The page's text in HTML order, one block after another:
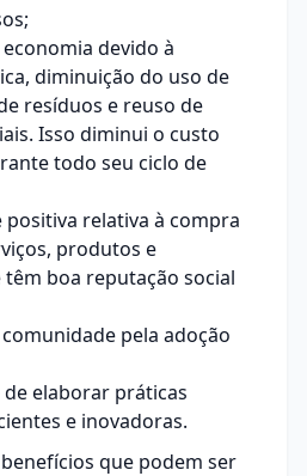
devido à
diminuição do uso de
resíduos e reuso de
Isso diminui o custo
todo seu ciclo de
relativa à compra
produtos e
têm boa reputação social
pela adoção
elaborar práticas
e inovadoras.
que podem ser